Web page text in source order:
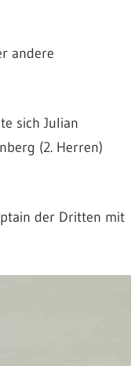
andere
sich Julian
(2. Herren)
der Dritten mit